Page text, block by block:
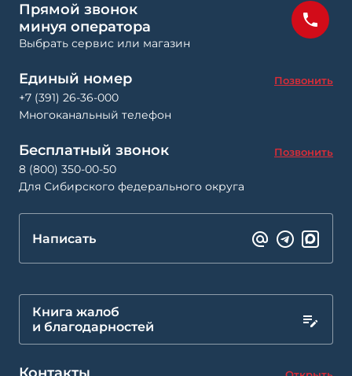
Прямой звонок
минуя оператора
Выбрать сервис или магазин
Единый номер Позвонить
+7 (391) 26-36-000
Многоканальный телефон
Бесплатный звонок Позвонить
8 (800) 350-00-50
Для Сибирского федерального округа
Написать
Книга жалоб
и благодарностей